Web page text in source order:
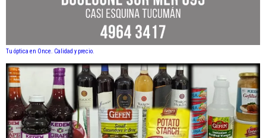
Tu óptica en Once. Calidad y precio.